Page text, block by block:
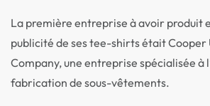
La première entreprise à avoir produit
publicité de ses tee-shirts était
Company, une entreprise spécialisée à
fabrication de sous-vêtements.